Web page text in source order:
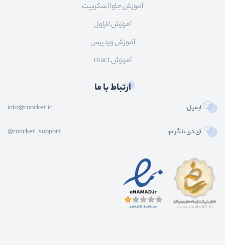
آموزش جاوا اسکریپت
آموزش لاراول
آموزش وردپرس
آموزش react
ارتباط با ما
ایمیل: info@roocket.ir
آی دی تلگرام: @roocket_support